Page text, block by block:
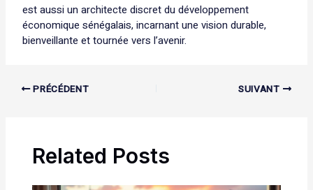
est aussi un architecte discret du développement
économique sénégalais, incarnant une vision durable,
bienveillante et tournée vers l’avenir.
PRÉCÉDENT SUIVANT
Related Posts